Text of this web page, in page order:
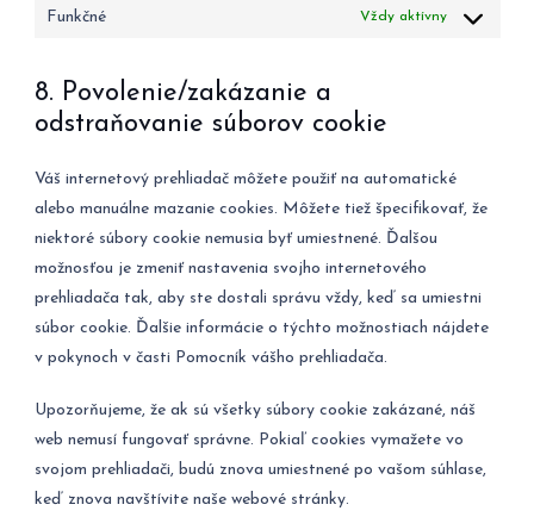
Funkčné Vždy aktívny
8. Povolenie/zakázanie a
odstraňovanie súborov cookie
Váš internetový prehliadač môžete použiť na automatické
alebo manuálne mazanie cookies. Môžete tiež špecifikovať, že
niektoré súbory cookie nemusia byť umiestnené. Ďalšou
možnosťou je zmeniť nastavenia svojho internetového
prehliadača tak, aby ste dostali správu vždy, keď sa umiestni
súbor cookie. Ďalšie informácie o týchto možnostiach nájdete
v pokynoch v časti Pomocník vášho prehliadača.
Upozorňujeme, že ak sú všetky súbory cookie zakázané, náš
web nemusí fungovať správne. Pokiaľ cookies vymažete vo
svojom prehliadači, budú znova umiestnené po vašom súhlase,
keď znova navštívite naše webové stránky.